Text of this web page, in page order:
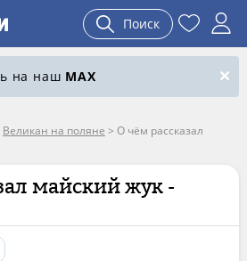
Поиск
на наш MAX
Великан на поляне > О чём рассказал
майский жук -